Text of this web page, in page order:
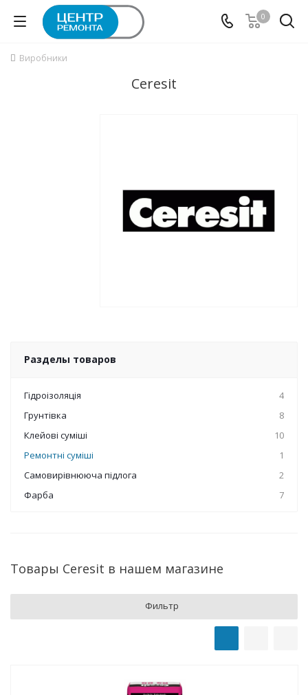
0
Виробники
Ceresit
Разделы товаров
Гідроізоляція
4
Грунтівка
8
Клейові суміші
10
Ремонтні суміші
1
Самовирівнююча підлога
2
Фарба
7
Товары Ceresit в нашем магазине
Фильтр